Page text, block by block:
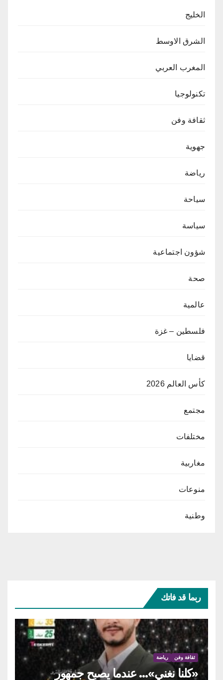
الخليج
الشرق الاوسط
المغرب العربي
تكنولوجيا
ثقافة وفن
جهوية
رياضة
سياحة
سياسة
شؤون اجتماعية
صحة
عالمية
فلسطين – غزة
قضايا
كأس العالم 2026
مجتمع
مختلفات
مغاربية
منوعات
وطنية
ربما قد فاتك
ثقافة وفن رياضة
«كلنا نغني»… عندما يصبح جمهور